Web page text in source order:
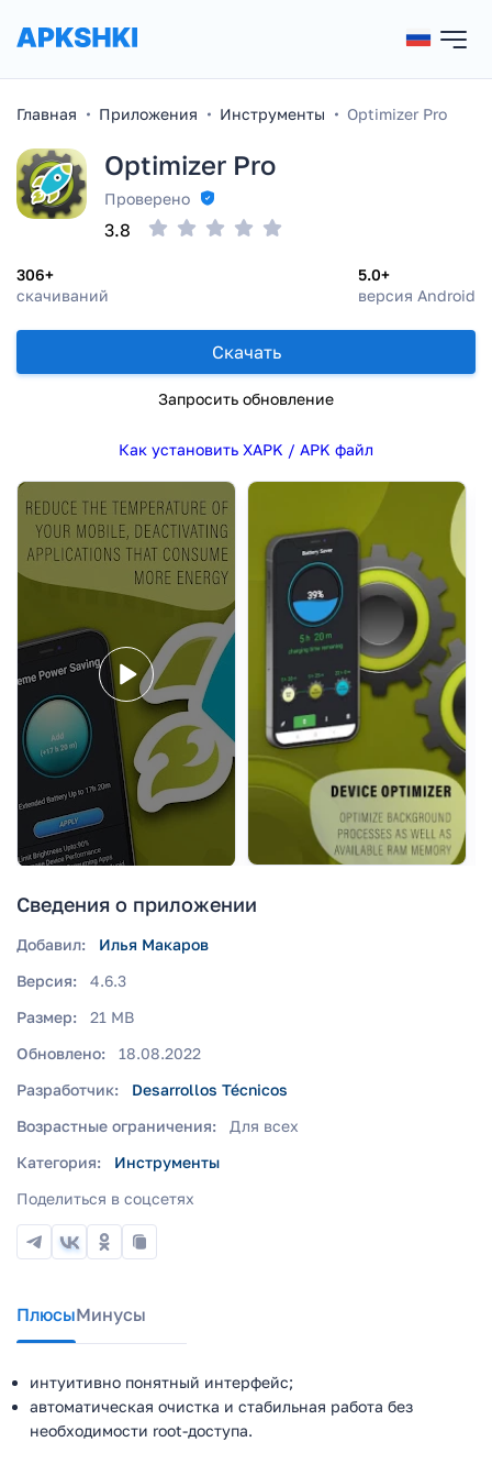
Главная Приложения Инструменты Optimizer Pro
Optimizer Pro
Проверено
306+
скачиваний
5.0+
версия Android
3.8
Скачать
Запросить обновление
Как установить XAPK / APK файл
Сведения о приложении
Добавил:
Илья Макаров
Версия:
4.6.3
Размер:
21 MB
Обновлено:
18.08.2022
Разработчик:
Desarrollos Técnicos
Возрастные ограничения:
Для всех
Категория:
Инструменты
Поделиться в соцсетях
ПлюсыМинусы
интуитивно понятный интерфейс;
автоматическая очистка и стабильная работа без
необходимости root-доступа.